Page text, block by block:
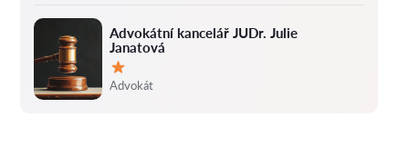
Advokátní kancelář JUDr. Julie
Janatová
Hodnocení:
Advokát